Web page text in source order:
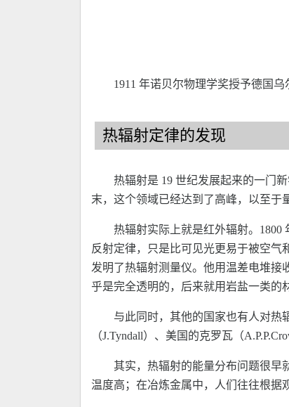
1911 年诺贝尔物理学奖授予德国
热辐射定律的发现
热辐射是 19 世纪发展起来的一门
末，这个领域已经达到了高峰，以至于
热辐射实际上就是红外辐射。1800
反射定律，只是比可见光更易于被空气
发明了热辐射测量仪。他用温差电堆接
乎是完全透明的，后来就用岩盐一类的
与此同时，其他的国家也有人对热
（J.Tyndall）、美国的克罗瓦（
其实，热辐射的能量分布问题很早
温度高；在冶炼金属中，人们往往根据